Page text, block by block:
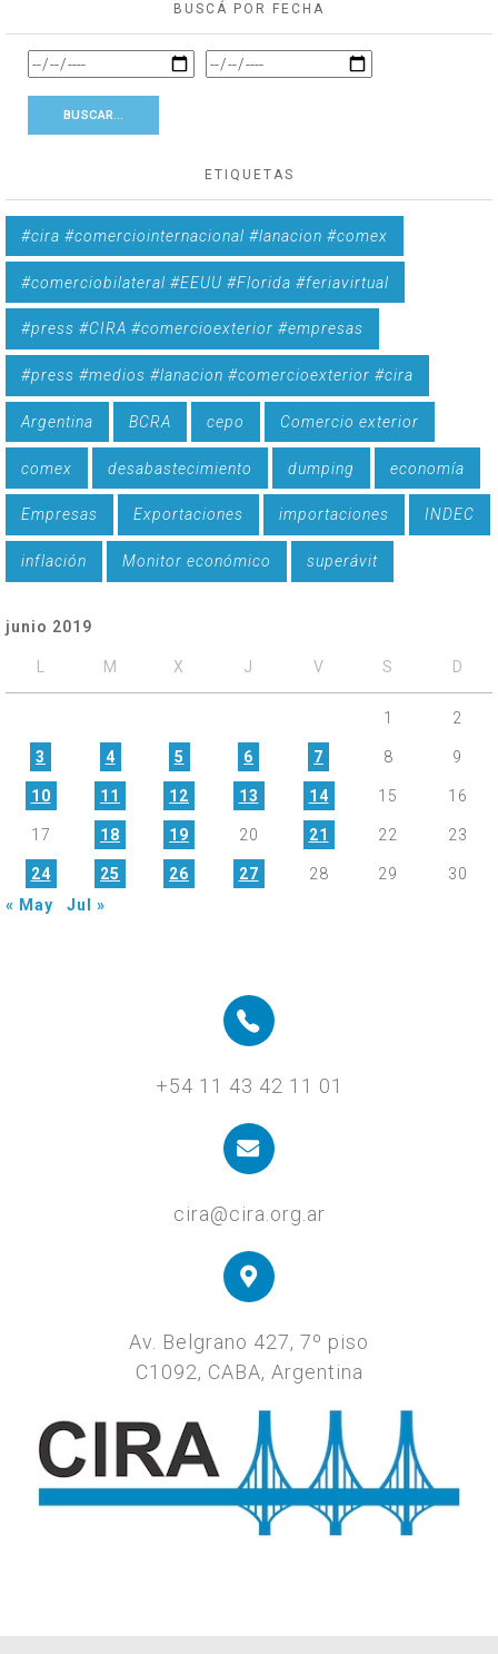
BUSCÁ POR FECHA
ETIQUETAS
#cira #comerciointernacional #lanacion #comex
#comerciobilateral #EEUU #Florida #feriavirtual
#press #CIRA #comercioexterior #empresas
#press #medios #lanacion #comercioexterior #cira
Argentina BCRA cepo Comercio exterior
comex desabastecimiento dumping economía
Empresas Exportaciones importaciones INDEC
inflación Monitor económico superávit
junio 2019
M X J V S D
1 2
3 4 5 6 7 8 9
10 11 12 13 14 15 16
17 18 19 20 21 22 23
24 25 26 27 28 29
30
« May
Jul »
+54 11 43 42 11 01
cira@cira.org.ar
Av. Belgrano 427, 7º piso
C1092, CABA, Argentina